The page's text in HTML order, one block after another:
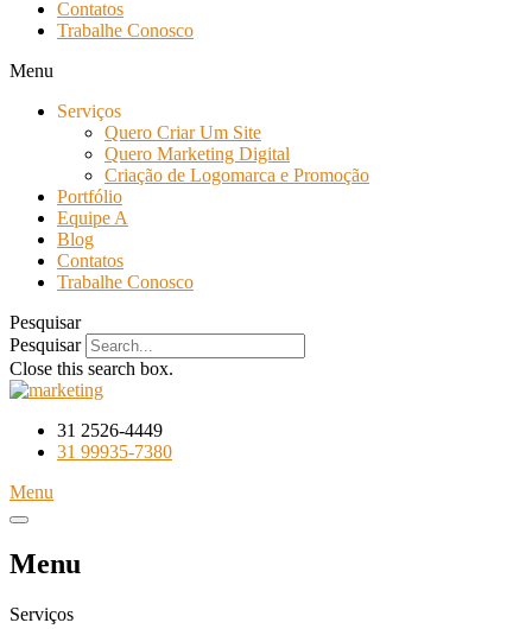
Contatos
Trabalhe Conosco
Menu
Serviços
Quero Criar Um Site
Quero Marketing Digital
Criação de Logomarca e Promoção
Portfólio
Equipe A
Blog
Contatos
Trabalhe Conosco
Pesquisar
Pesquisar
Close this search box.
31 2526-4449
31 99935-7380
Menu
Menu
Serviços